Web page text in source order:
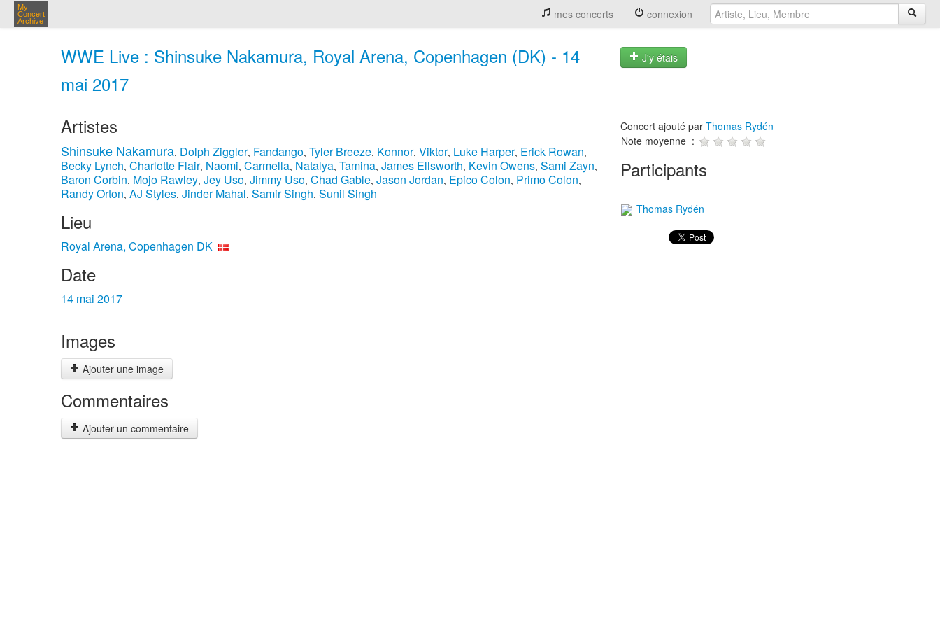
My
Concert
Archive
mes concerts connexion
WWE Live : Shinsuke Nakamura, Royal Arena, Copenhagen (DK) - 14
mai 2017
J'y étais
Artistes
Shinsuke Nakamura, Dolph Ziggler, Fandango, Tyler Breeze, Konnor, Viktor, Luke Harper, Erick Rowan,
Becky Lynch, Charlotte Flair, Naomi, Carmella, Natalya, Tamina, James Ellsworth, Kevin Owens, Sami Zayn,
Baron Corbin, Mojo Rawley, Jey Uso, Jimmy Uso, Chad Gable, Jason Jordan, Epico Colon, Primo Colon,
Randy Orton, AJ Styles, Jinder Mahal, Samir Singh, Sunil Singh
Lieu
Royal Arena, Copenhagen DK
Date
14 mai 2017
Images
Ajouter une image
Commentaires
Ajouter un commentaire
Concert ajouté par Thomas Rydén
Note moyenne :
Participants
Thomas Rydén